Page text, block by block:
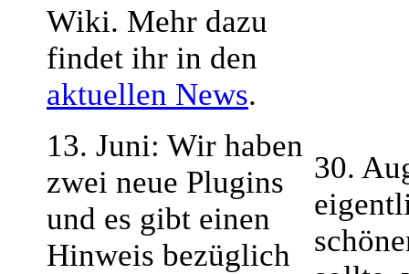
Wiki. Mehr dazu
findet ihr in den
aktuellen News.
13. Juni: Wir haben
zwei neue Plugins
und es gibt einen
Hinweis bezüglich
30.